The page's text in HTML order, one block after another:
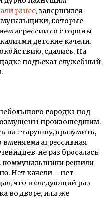
ранее, завершился
которые
агрессии со стороны
детские качели,
сдались. На
подъехал служебный
городка под
произошедшим.
на старушку, вразумить,
агрессивная
не раз бросалась
коммунальщики решили
Нет качели – нет
что в следующий раз
во дворе, или же